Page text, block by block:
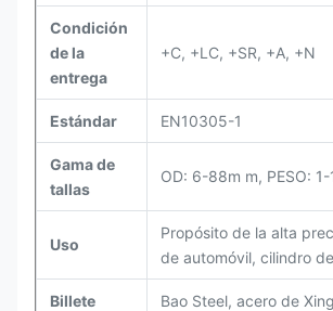
Condición
de la
entrega
+C, +LC, +SR, +A, +N
Estándar EN10305-1
Gama de
tallas
OD: 6-88m m, PESO: 1-
Uso
Propósito de la alta
de automóvil, cilindro
Billete
Bao Steel, acero de